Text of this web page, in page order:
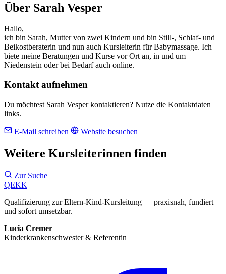
Über Sarah Vesper
Hallo,
ich bin Sarah, Mutter von zwei Kindern und bin Still-, Schlaf- und
Beikostberaterin und nun auch Kursleiterin für Babymassage. Ich
biete meine Beratungen und Kurse vor Ort an, in und um
Niedenstein oder bei Bedarf auch online.
Kontakt aufnehmen
Du möchtest Sarah Vesper kontaktieren? Nutze die Kontaktdaten
links.
E-Mail schreiben Website besuchen
Weitere Kursleiterinnen finden
Zur Suche
QEKK
Qualifizierung zur Eltern-Kind-Kursleitung — praxisnah, fundiert
und sofort umsetzbar.
Lucia Cremer
Kinderkrankenschwester & Referentin